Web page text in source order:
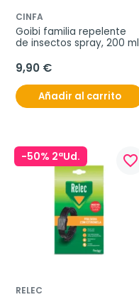
CINFA
Goibi familia repelente
de insectos spray, 200 ml
9,90 €
Añadir al carrito
-50% 2ªUd. favorite_border
RELEC